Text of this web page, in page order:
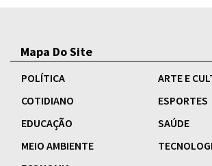
Mapa Do Site
POLÍTICA
ARTE E
COTIDIANO
ESPORTES
EDUCAÇÃO
SAÚDE
MEIO AMBIENTE